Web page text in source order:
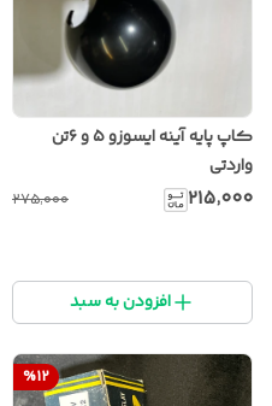
کاپ پایه آینه ایسوزو ۵ و ۶تن
واردتی
۲۱۵٬۰۰۰ ۲۷۵٬۰۰۰
افزودن به سبد
%12